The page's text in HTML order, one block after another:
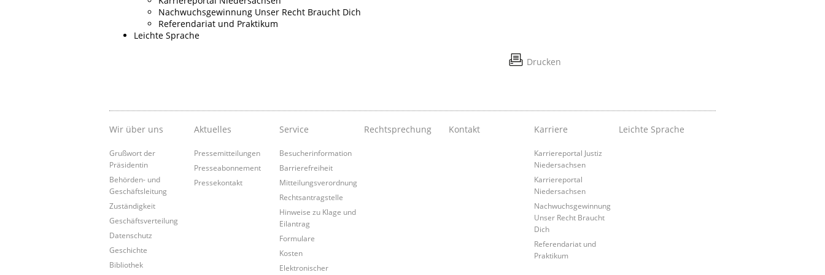
Nachwuchsgewinnung Unser Recht Braucht Dich
Referendariat und Praktikum
Leichte Sprache
Drucken
Wir über uns
Grußwort der
Präsidentin
Behörden- und
Geschäftsleitung
Zuständigkeit
Geschäftsverteilung
Datenschutz
Geschichte
Bibliothek
Aktuelles
Pressemitteilungen
Presseabonnement
Pressekontakt
Service
Besucherinformation
Barrierefreiheit
Mitteilungsverordnung
Rechtsantragstelle
Hinweise zu Klage und
Eilantrag
Formulare
Kosten
Elektronischer
Rechtsprechung Kontakt Karriere
Karriereportal Justiz
Niedersachsen
Karriereportal
Niedersachsen
Nachwuchsgewinnung
Unser Recht Braucht
Dich
Referendariat und
Praktikum
Leichte Sprache